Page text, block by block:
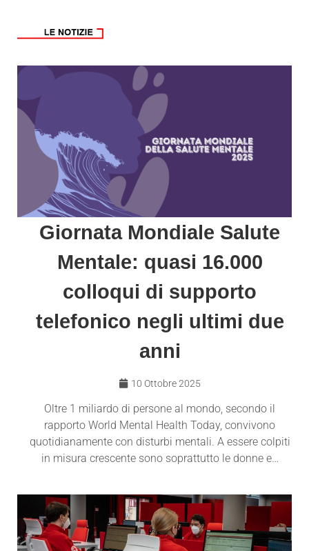
Giornata Mondiale Salute
Mentale: quasi 16.000
colloqui di supporto
telefonico negli ultimi due
anni
10 Ottobre 2025
Oltre 1 miliardo di persone al mondo, secondo il
rapporto World Mental Health Today, convivono
quotidianamente con disturbi mentali. A essere colpiti
in misura crescente sono soprattutto le donne e…